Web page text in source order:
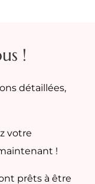
!
détaillées,
votre
!
prêts à être